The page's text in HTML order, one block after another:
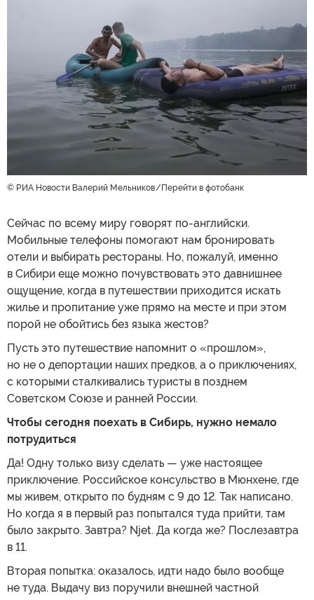
© РИА Новости Валерий Мельников Перейти в фотобанк
Сейчас по всему миру говорят по-английски.
Мобильные телефоны помогают нам бронировать
отели и выбирать рестораны. Но, пожалуй, именно
в Сибири еще можно почувствовать это давнишнее
ощущение, когда в путешествии приходится искать
жилье и пропитание уже прямо на месте и при этом
порой не обойтись без языка жестов?
Пусть это путешествие напомнит о «прошлом»,
но не о депортации наших предков, а о приключениях,
с которыми сталкивались туристы в позднем
Советском Союзе и ранней России.
Чтобы сегодня поехать в Сибирь, нужно немало
потрудиться
Да! Одну только визу сделать — уже настоящее
приключение. Российское консульство в Мюнхене, где
мы живем, открыто по будням с 9 до 12. Так написано.
Но когда я в первый раз попытался туда прийти, там
было закрыто. Завтра? Njet. Да когда же? Послезавтра
в 11.
Вторая попытка: оказалось, идти надо было вообще
не туда. Выдачу виз поручили внешней частной